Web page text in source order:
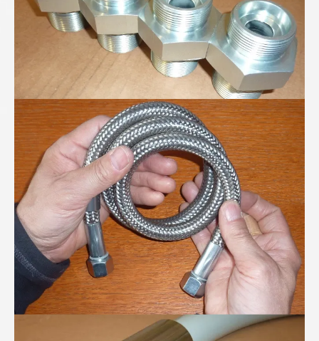
PTFE-Wellschlauch mit verdeckter Stützspirale...
Höchsdruck-Schlauchleitung